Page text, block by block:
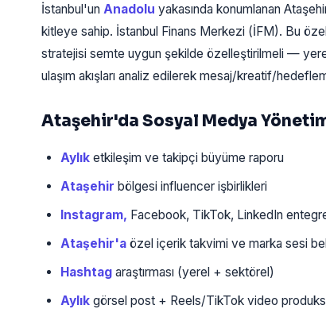
İstanbul'un Anadolu yakasında konumlanan
kitleye sahip. İstanbul Finans Merkezi (İFM). Bu
stratejisi semte uygun şekilde özelleştirilmeli —
ulaşım akışları analiz edilerek mesaj/kreatif/
Ataşehir'da Sosyal Medya
Aylık etkileşim ve takipçi büyüme raporu
Ataşehir bölgesi influencer işbirlikleri
Instagram, Facebook, TikTok, LinkedIn
Ataşehir'a özel içerik takvimi ve marka sesi
Hashtag araştırması (yerel + sektörel)
Aylık görsel post + Reels/TikTok video